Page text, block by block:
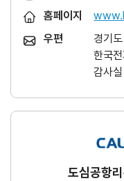
홈페이지
우편
경기
한국
감사
도심공항